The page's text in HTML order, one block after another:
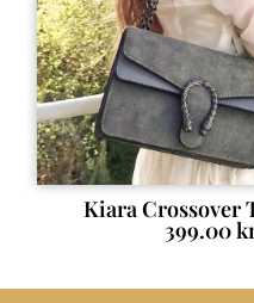
Kiara Crossover
399.00